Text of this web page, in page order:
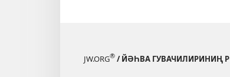
JW.ORG® / ЙӘҺВА ГУВАЧИЛИРИНИҢ